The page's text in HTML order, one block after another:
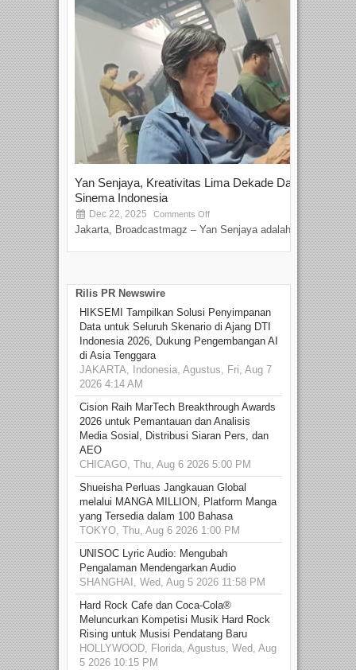
Yan Senjaya, Kreativitas Lima Dekade Dalam
Sinema Indonesia
Dec 22, 2025 Comments Off
Jakarta, Broadcastmagz – Yan Senjaya adalah...
Rilis PR Newswire
HIKSEMI Tampilkan Solusi Penyimpanan
Data untuk Seluruh Skenario di Ajang DTI
Indonesia 2026, Dukung Pengembangan AI
di Asia Tenggara
JAKARTA, Indonesia, Agustus, Fri, Aug 7
2026 4:14 AM
Cision Raih MarTech Breakthrough Awards
2026 untuk Pemantauan dan Analisis
Media Sosial, Distribusi Siaran Pers, dan
AEO
CHICAGO, Thu, Aug 6 2026 5:00 PM
Shueisha Perluas Jangkauan Global
melalui MANGA MILLION, Platform Manga
yang Tersedia dalam 100 Bahasa
TOKYO, Thu, Aug 6 2026 1:00 PM
UNISOC Lyric Audio: Mengubah
Pengalaman Mendengarkan Audio
SHANGHAI, Wed, Aug 5 2026 11:58 PM
Hard Rock Cafe dan Coca-Cola®
Meluncurkan Kompetisi Musik Hard Rock
Rising untuk Musisi Pendatang Baru
HOLLYWOOD, Florida, Agustus, Wed, Aug
5 2026 10:15 PM